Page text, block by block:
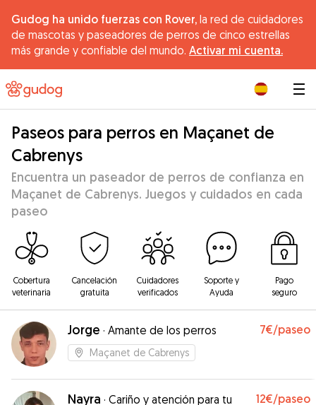
Gudog ha unido fuerzas con Rover, la red de cuidadores
de mascotas y paseadores de perros de cinco estrellas
más grande y confiable del mundo. Activar mi cuenta.
Paseos para perros en Maçanet de
Cabrenys
Encuentra un paseador de perros de confianza en
Maçanet de Cabrenys. Juegos y cuidados en cada
paseo
Cobertura
veterinaria
Cancelación
gratuita
Cuidadores
verificados
Soporte y
Ayuda
Pago
seguro
Jorge · Amante de los perros 7€/paseo
Maçanet de Cabrenys
Nayra · Cariño y atención para tu
12€/paseo